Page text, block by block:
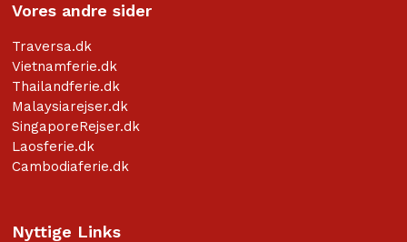
Vores andre sider
Traversa.dk
Vietnamferie.dk
Thailandferie.dk
Malaysiarejser.dk
SingaporeRejser.dk
Laosferie.dk
Cambodiaferie.dk
Nyttige Links